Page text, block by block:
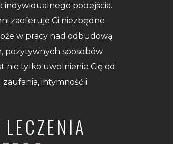
indywidualnego podejścia.
zaoferuje Ci niezbędne
w pracy nad odbudową
pozytywnych sposobów
nie tylko uwolnienie Cię od
intymność i